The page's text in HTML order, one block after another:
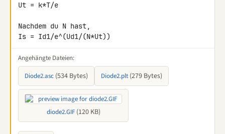
Ut = k*T/e
Nachdem du N hast,
Is = Id1/e^(Ud1/(N*Ut))
Angehängte Dateien:
Diode2.asc (534 Bytes) Diode2.plt(279 Bytes)
diode2.GIF(120 KB)